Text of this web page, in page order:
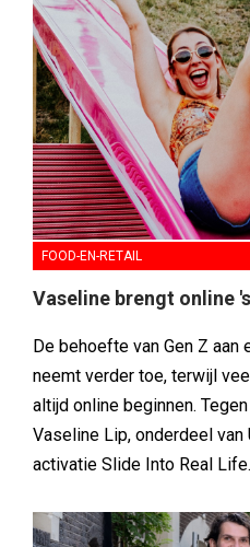
FOOD-EN-RETAIL
Vaseline brengt online
De behoefte van Gen Z
neemt verder toe, terwijl
altijd online beginnen.
Vaseline Lip, onderdeel
activatie Slide Into Real Life.